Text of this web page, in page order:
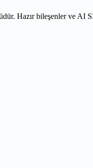
Hazır bileşenler ve AI